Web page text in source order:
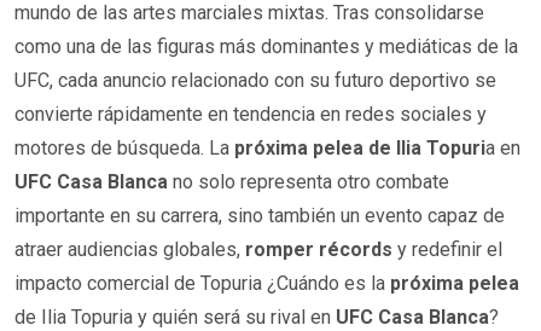
mundo de las artes marciales mixtas. Tras consolidarse
como una de las figuras más dominantes y mediáticas de la
UFC, cada anuncio relacionado con su futuro deportivo se
convierte rápidamente en tendencia en redes sociales y
motores de búsqueda. La próxima pelea de Ilia Topuria en
UFC Casa Blanca no solo representa otro combate
importante en su carrera, sino también un evento capaz de
atraer audiencias globales, romper récords y redefinir el
impacto comercial de Topuria ¿Cuándo es la próxima pelea
de Ilia Topuria y quién será su rival en UFC Casa Blanca?